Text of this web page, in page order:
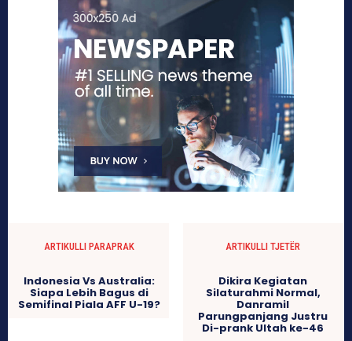
ARTIKULLI PARAPRAK
Indonesia Vs Australia:
Siapa Lebih Bagus di
Semifinal Piala AFF U-19?
ARTIKULLI TJETËR
Dikira Kegiatan
Silaturahmi Normal,
Danramil
Parungpanjang Justru
Di-prank Ultah ke-46